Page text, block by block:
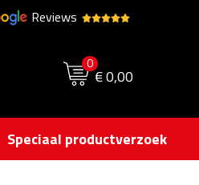
Reviews
0
€ 0,00
Speciaal productverzoek